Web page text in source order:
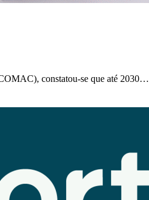
constatou-se que até 2030…